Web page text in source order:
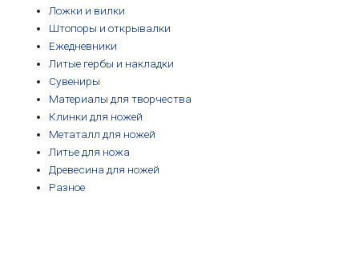
Ложки и вилки
Штопоры и открывалки
Ежедневники
Литые гербы и накладки
Сувениры
Материалы для творчества
Клинки для ножей
Метаталл для ножей
Литье для ножа
Древесина для ножей
Разное